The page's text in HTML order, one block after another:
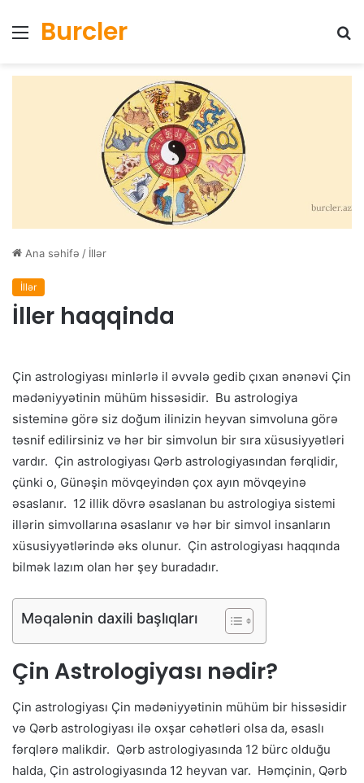
Menyu
Burcler
Ana səhifə / İllər
İllər
İller haqqinda
Çin astrologiyası minlərlə il əvvələ gedib çıxan ənənəvi Çin
mədəniyyətinin mühüm hissəsidir. Bu astrologiya
sisteminə görə siz doğum ilinizin heyvan simvoluna görə
təsnif edilirsiniz və hər bir simvolun bir sıra xüsusiyyətləri
vardır. Çin astrologiyası Qərb astrologiyasından fərqlidir,
çünki o, Günəşin mövqeyindən çox ayın mövqeyinə
əsaslanır. 12 illik dövrə əsaslanan bu astrologiya sistemi
illərin simvollarına əsaslanır və hər bir simvol insanların
xüsusiyyətlərində əks olunur. Çin astrologiyası haqqında
bilmək lazım olan hər şey buradadır.
Məqalənin daxili başlıqları
Çin Astrologiyası nədir?
Çin astrologiyası Çin mədəniyyətinin mühüm bir hissəsidir
və Qərb astrologiyası ilə oxşar cəhətləri olsa da, əsaslı
fərqlərə malikdir. Qərb astrologiyasında 12 bürc olduğu
halda, Çin astrologiyasında 12 heyvan var. Həmçinin, Qərb